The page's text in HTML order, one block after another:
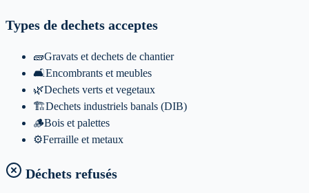
Types de dechets acceptes
🧱Gravats et dechets de chantier
🛋️Encombrants et meubles
🌿Dechets verts et vegetaux
🏗️Dechets industriels banals (DIB)
🪵Bois et palettes
⚙️Ferraille et metaux
Déchets refusés